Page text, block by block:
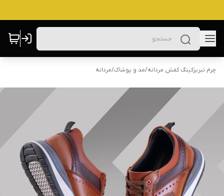
چرم تبریزکینگ کفش مردانه/مد و پوشاک/مردانه